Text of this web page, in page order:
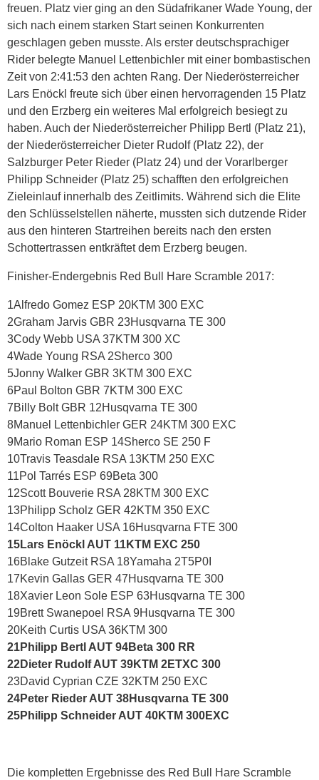
freuen. Platz vier ging an den Südafrikaner Wade Young, der
sich nach einem starken Start seinen Konkurrenten
geschlagen geben musste. Als erster deutschsprachiger
Rider belegte Manuel Lettenbichler mit einer bombastischen
Zeit von 2:41:53 den achten Rang. Der Niederösterreicher
Lars Enöckl freute sich über einen hervorragenden 15 Platz
und den Erzberg ein weiteres Mal erfolgreich besiegt zu
haben. Auch der Niederösterreicher Philipp Bertl (Platz 21),
der Niederösterreicher Dieter Rudolf (Platz 22), der
Salzburger Peter Rieder (Platz 24) und der Vorarlberger
Philipp Schneider (Platz 25) schafften den erfolgreichen
Zieleinlauf innerhalb des Zeitlimits. Während sich die Elite
den Schlüsselstellen näherte, mussten sich dutzende Rider
aus den hinteren Startreihen bereits nach den ersten
Schottertrassen entkräftet dem Erzberg beugen.
Finisher-Endergebnis Red Bull Hare Scramble 2017:
1Alfredo Gomez ESP 20KTM 300 EXC
2Graham Jarvis GBR 23Husqvarna TE 300
3Cody Webb USA 37KTM 300 XC
4Wade Young RSA 2Sherco 300
5Jonny Walker GBR 3KTM 300 EXC
6Paul Bolton GBR 7KTM 300 EXC
7Billy Bolt GBR 12Husqvarna TE 300
8Manuel Lettenbichler GER 24KTM 300 EXC
9Mario Roman ESP 14Sherco SE 250 F
10Travis Teasdale RSA 13KTM 250 EXC
11Pol Tarrés ESP 69Beta 300
12Scott Bouverie RSA 28KTM 300 EXC
13Philipp Scholz GER 42KTM 350 EXC
14Colton Haaker USA 16Husqvarna FTE 300
15Lars Enöckl AUT 11KTM EXC 250
16Blake Gutzeit RSA 18Yamaha 2T5P0I
17Kevin Gallas GER 47Husqvarna TE 300
18Xavier Leon Sole ESP 63Husqvarna TE 300
19Brett Swanepoel RSA 9Husqvarna TE 300
20Keith Curtis USA 36KTM 300
21Philipp Bertl AUT 94Beta 300 RR
22Dieter Rudolf AUT 39KTM 2ETXC 300
23David Cyprian CZE 32KTM 250 EXC
24Peter Rieder AUT 38Husqvarna TE 300
25Philipp Schneider AUT 40KTM 300EXC
Die kompletten Ergebnisse des Red Bull Hare Scramble